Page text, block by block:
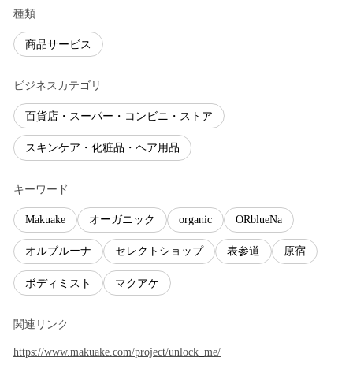
種類
商品サービス
ビジネスカテゴリ
百貨店・スーパー・コンビニ・ストア
スキンケア・化粧品・ヘア用品
キーワード
Makuake オーガニック organic ORblueNa
オルブルーナ セレクトショップ 表参道 原宿
ボディミスト マクアケ
関連リンク
https://www.makuake.com/project/unlock_me/